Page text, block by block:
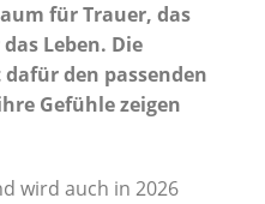
für Trauer, das
Leben. Die
den passenden
Gefühle zeigen
wird auch in 2026